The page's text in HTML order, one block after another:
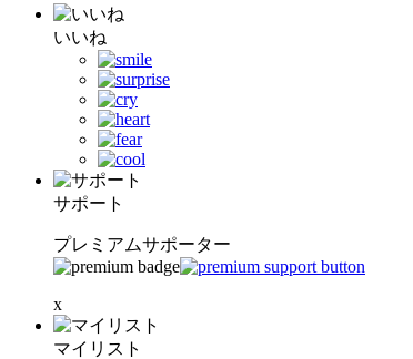
いいね
サポート
プレミアムサポーター
x
マイリスト